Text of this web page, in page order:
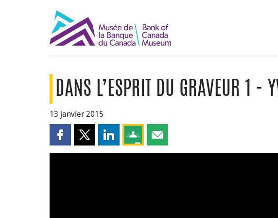
DANS L’ESPRIT DU GRAVEUR 1 -
13 janvier 2015
Partager cette page sur Facebook
Partager cette page sur X
Partager cette page sur LinkedIn
Partagez cette page sur Google Classroom
Partager cette page par courriel